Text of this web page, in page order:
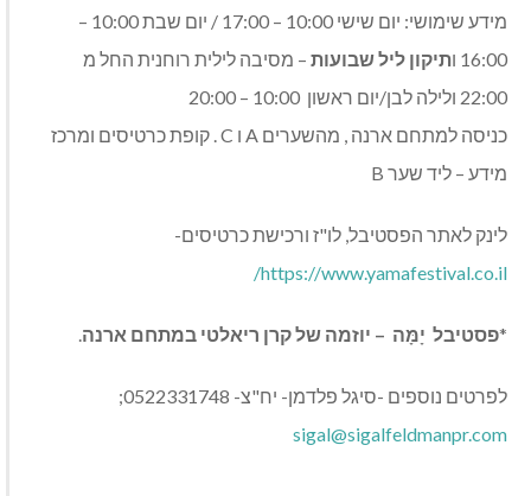
מידע שימושי: יום שישי 10:00 – 17:00 / יום שבת 10:00 –
16:00 ו תיקון ליל שבועות – מסיבה לילית רוחנית החל מ
22:00 ולילה לבן/יום ראשון 10:00 – 20:00
כניסה למתחם ארנה , מהשערים A ו C . קופת כרטיסים ומרכז
מידע – ליד שער B
לינק לאתר הפסטיבל, לו"ז ורכישת כרטיסים-
https://www.yamafestival.co.il/
*פסטיבל יָמָּה – יוזמה של קרן ריאלטי במתחם ארנה.
לפרטים נוספים -סיגל פלדמן- יח"צ- 0522331748;
sigal@sigalfeldmanpr.com